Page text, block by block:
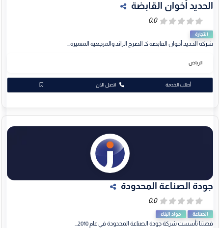
الحديد أخوان القابضة
التجارة
شركة الحديد أخوان القابضة كـ الصرح الرائد والمرجعية المتميزة...
الرياض
اتصل الان أطلب الخدمة
جودة الصناعة المحدودة
الصناعة مواد البناء
قصتنا تأسست شركة جودة الصناعة المحدودة في عام 2010...